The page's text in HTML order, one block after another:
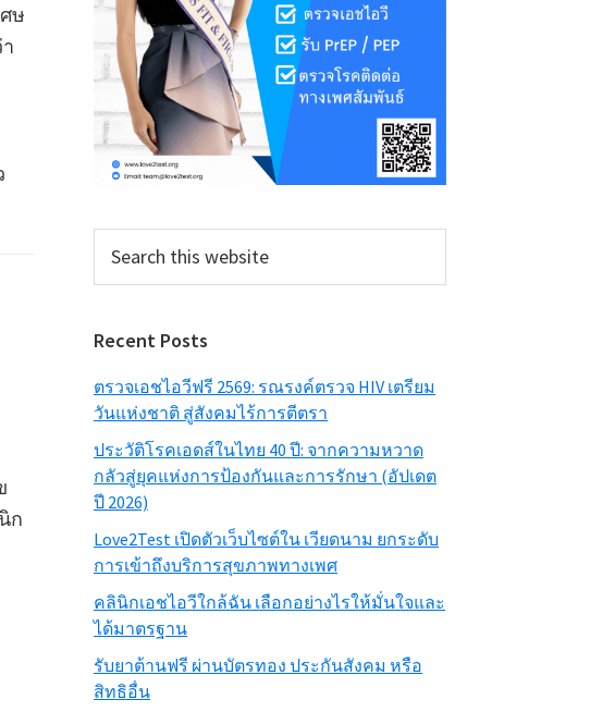
ษ
ก
this
Recent Posts
ตรวจเอชไอวีฟรี 2569: รณรงค์ตรวจ HIV เตรียม
วันแห่งชาติ สู่สังคมไร้การตีตรา
ประวัติโรคเอดส์ในไทย 40 ปี: จากความหวาด
กลัวสู่ยุคแห่งการป้องกันและการรักษา (อัปเดต
ปี 2026)
Love2Test เปิดตัวเว็บไซต์ใน เวียดนาม ยกระดับ
การเข้าถึงบริการสุขภาพทางเพศ
คลินิกเอชไอวีใกล้ฉัน เลือกอย่างไรให้มั่นใจและ
ได้มาตรฐาน
รับยาต้านฟรี ผ่านบัตรทอง ประกันสังคม หรือ
สิทธิอื่น